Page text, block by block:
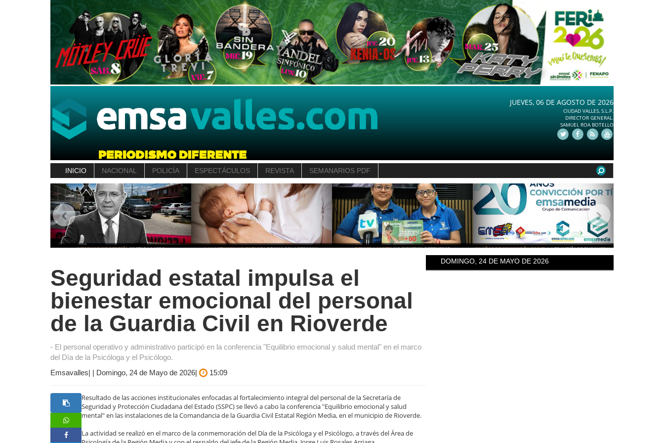
JUEVES, 06 DE AGOSTO DE 2026
CIUDAD VALLES, S.L.P.
DIRECTOR GENERAL.
SAMUEL ROA BOTELLO
INICIO NACIONAL POLICÍA ESPECTÁCULOS REVISTA SEMANARIOS PDF
Seguridad estatal impulsa el
bienestar emocional del personal
de la Guardia Civil en Rioverde
- El personal operativo y administrativo participó en la conferencia "Equilibrio emocional y salud mental" en el marco
del Día de la Psicóloga y el Psicólogo.
Emsavalles| | Domingo, 24 de Mayo de 2026|
15:09
Resultado de las acciones institucionales enfocadas al fortalecimiento integral del personal de la Secretaría de
Seguridad y Protección Ciudadana del Estado (SSPC) se llevó a cabo la conferencia "Equilibrio emocional y salud
mental" en las instalaciones de la Comandancia de la Guardia Civil Estatal Región Media, en el municipio de Rioverde.
La actividad se realizó en el marco de la conmemoración del Día de la Psicóloga y el Psicólogo, a través del Área de
DOMINGO, 24 DE MAYO DE 2026